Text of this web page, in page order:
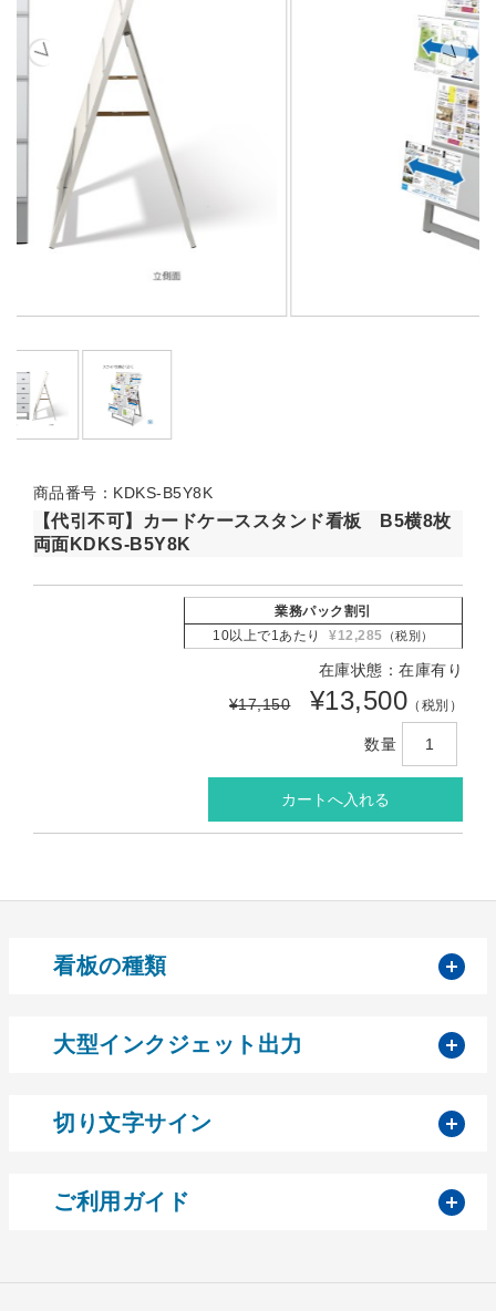
商品番号：KDKS-B5Y8K
【代引不可】カードケーススタンド看板 B5横8枚
両面KDKS-B5Y8K
業務パック割引
10以上で1あたり
¥12,285 （税別）
在庫状態：在庫有り
¥17,150
¥13,500 （税別）
数量
看板の種類
大型インクジェット出力
切り文字サイン
ご利用ガイド